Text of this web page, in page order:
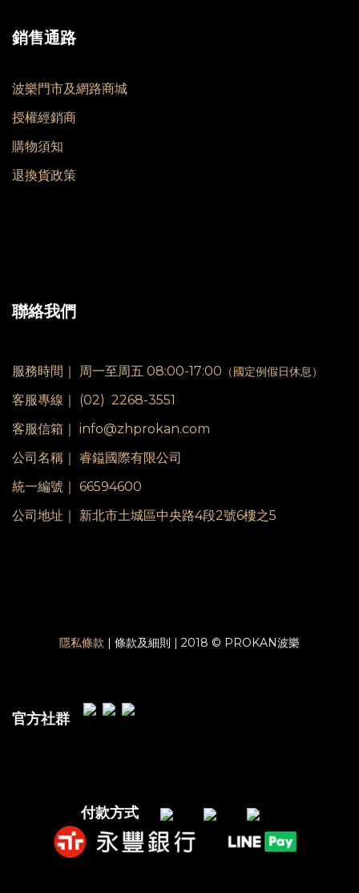
銷售通路
波樂門市及網路商城
授權經銷商
購物須知
退換貨政策
聯絡我們
服務時間｜ 周一至周五 08:00-17:00 （國定例假日休息）
客服專線｜ (02) 2268-3551
客服信箱｜ info@zhprokan.com
公司名稱｜ 睿鎰國際有限公司
統一編號｜ 66594600
公司地址｜ 新北市土城區中央路4段2號6樓之5
隱私條款 | 條款及細則 | 2018 © PROKAN波樂
官方社群
付款方式